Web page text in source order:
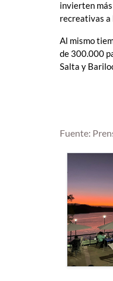
invierten
recreativas a
Al mismo
de 300.000
Salta y
Fuente: